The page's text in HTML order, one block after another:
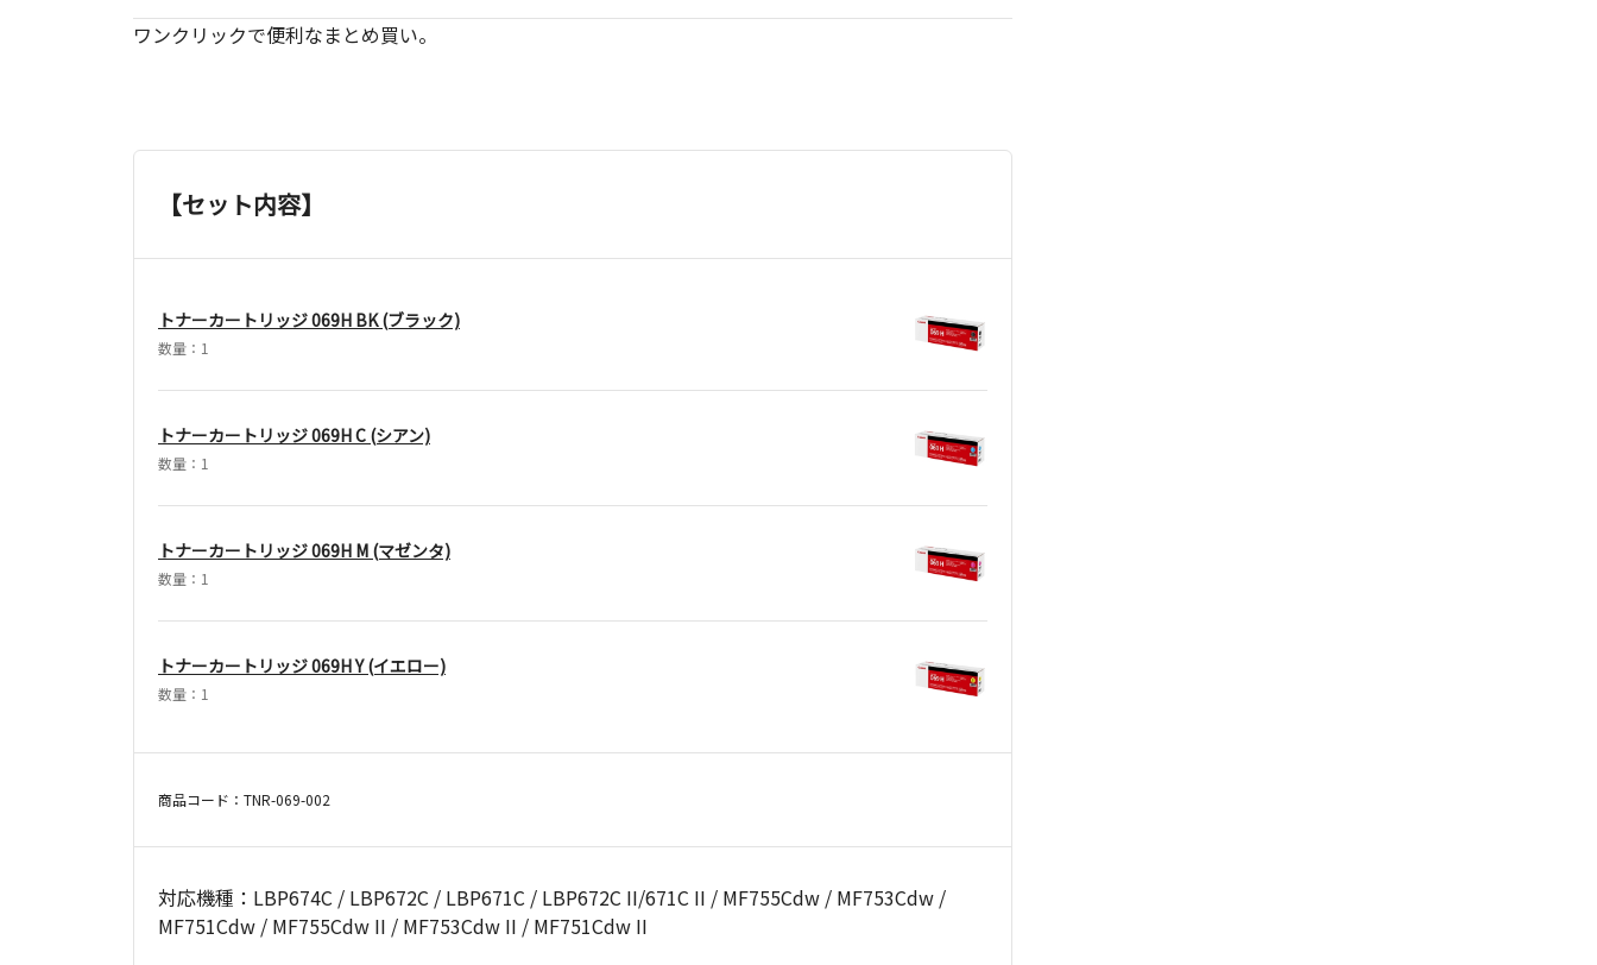
ワンクリックで便利なまとめ買い。
【セット内容】
トナーカートリッジ 069H BK (ブラック)
数量：1
トナーカートリッジ 069H C (シアン)
数量：1
トナーカートリッジ 069H M (マゼンタ)
数量：1
トナーカートリッジ 069H Y (イエロー)
数量：1
商品コード：TNR-069-002
対応機種：LBP674C / LBP672C / LBP671C / LBP672C II/671C II / MF755Cdw / MF753Cdw /
MF751Cdw / MF755Cdw II / MF753Cdw II / MF751Cdw II